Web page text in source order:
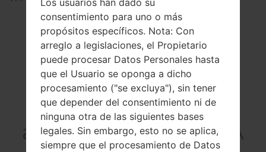
dual-band, Wi-Fi Direct,
hotspot
El Firmware
LGH955A(LGH955A)
akaLG G Flex 2 LTE-A
Los usuarios han dado su
consentimiento para uno o más
propósitos específicos. Nota: Con
arreglo a legislaciones, el Propietario
puede procesar Datos Personales hasta
que el Usuario se oponga a dicho
procesamiento ("se excluya"), sin tener
que depender del consentimiento ni de
ninguna otra de las siguientes bases
legales. Sin embargo, esto no se aplica,
siempre que el procesamiento de Datos